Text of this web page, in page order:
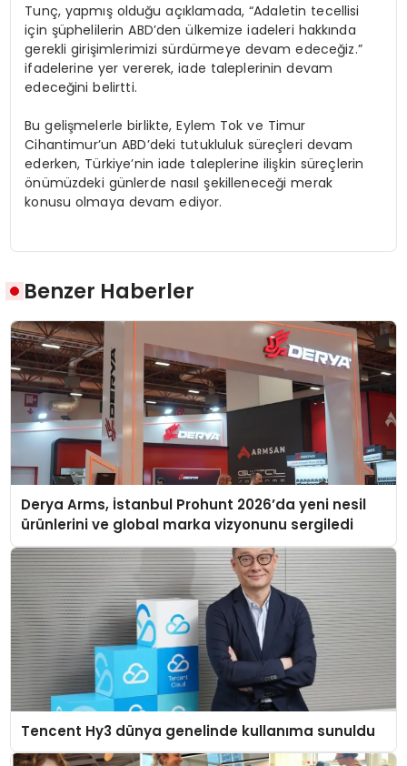
Tunç, yapmış olduğu açıklamada, “Adaletin tecellisi
için şüphelilerin ABD’den ülkemize iadeleri hakkında
gerekli girişimlerimizi sürdürmeye devam edeceğiz.”
ifadelerine yer vererek, iade taleplerinin devam
edeceğini belirtti.
Bu gelişmelerle birlikte, Eylem Tok ve Timur
Cihantimur’un ABD’deki tutukluluk süreçleri devam
ederken, Türkiye’nin iade taleplerine ilişkin süreçlerin
önümüzdeki günlerde nasıl şekilleneceği merak
konusu olmaya devam ediyor.
Benzer Haberler
Derya Arms, İstanbul Prohunt 2026’da yeni nesil
ürünlerini ve global marka vizyonunu sergiledi
Tencent Hy3 dünya genelinde kullanıma sunuldu